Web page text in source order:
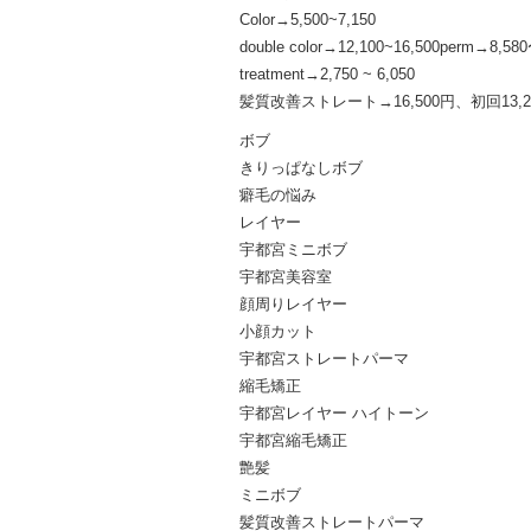
Color→5,500~7,150
double color→12,100~16,500perm→8,580
treatment→2,750 ~ 6,050
髪質改善ストレート→16,500円、初回
ボブ
きりっぱなしボブ
癖毛の悩み
レイヤー
宇都宮ミニボブ
宇都宮美容室
顔周りレイヤー
小顔カット
宇都宮ストレートパーマ
縮毛矯正
宇都宮レイヤー ハイトーン
宇都宮縮毛矯正
艶髪
ミニボブ
髪質改善ストレートパーマ